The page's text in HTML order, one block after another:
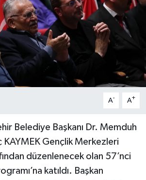
A- A+
Belediye Başkanı Dr. Memduh
KAYMEK Gençlik Merkezleri
düzenlenecek olan 57’nci
katıldı. Başkan